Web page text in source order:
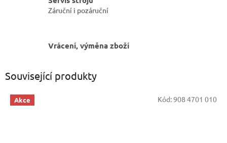
Záruční i pozáruční
Vrácení, výměna zboží
Související produkty
Akce Kód:908 4701 010